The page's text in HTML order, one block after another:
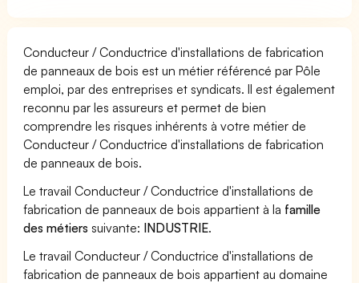
Conducteur / Conductrice d'installations de fabrication
de panneaux de bois est un métier référencé par Pôle
emploi, par des entreprises et syndicats. Il est également
reconnu par les assureurs et permet de bien
comprendre les risques inhérents à votre métier de
Conducteur / Conductrice d'installations de fabrication
de panneaux de bois.
Le travail Conducteur / Conductrice d'installations de
fabrication de panneaux de bois appartient à la famille
des métiers suivante: INDUSTRIE.
Le travail Conducteur / Conductrice d'installations de
fabrication de panneaux de bois appartient au domaine